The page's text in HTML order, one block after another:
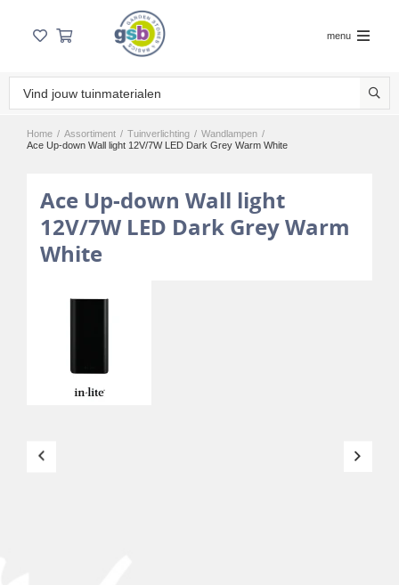
menu
Home / Assortiment / Tuinverlichting / Wandlampen /
Ace Up-down Wall light 12V/7W LED Dark Grey Warm White
Ace Up-down Wall light
12V/7W LED Dark Grey Warm
White